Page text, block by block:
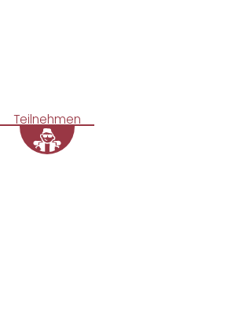
Teilnehmen